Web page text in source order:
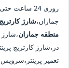
روزی 24
جماران،شارژ
منطقه جماران،شارژ
در،شارژ کارتریج
تعمیر